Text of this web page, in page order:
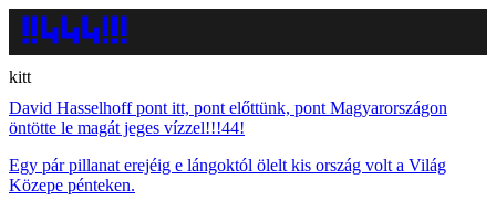
kitt
David Hasselhoff pont itt, pont előttünk, pont Magyarországon
öntötte le magát jeges vízzel!!!44!
Egy pár pillanat erejéig e lángoktól ölelt kis ország volt a Világ
Közepe pénteken.